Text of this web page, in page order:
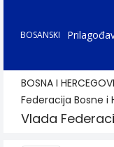
BOSANSKI
BOSNA I
Federacija Bosne i
Vlada